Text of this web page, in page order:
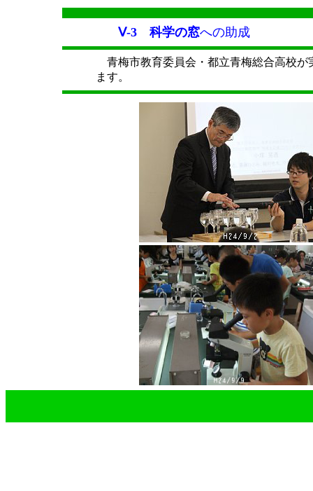
Ⅴ-3 科学の窓への助成
青梅市教育委員会・都立青梅総合高校が
ます。